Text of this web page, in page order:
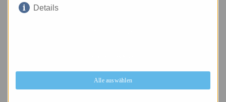
Wir freuen uns auf Ihre Bewerbung
Sie darauf, dass Sie lediglich dann
Bewerbungsunterlagen per E-Mail zusenden,
Details
Alle auswählen